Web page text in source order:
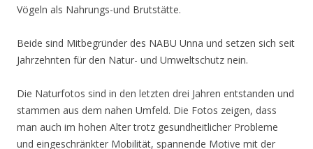
Vögeln als Nahrungs-und Brutstätte.
Beide sind Mitbegründer des NABU Unna und setzen sich seit
Jahrzehnten für den Natur- und Umweltschutz nein.
Die Naturfotos sind in den letzten drei Jahren entstanden und
stammen aus dem nahen Umfeld. Die Fotos zeigen, dass
man auch im hohen Alter trotz gesundheitlicher Probleme
und eingeschränkter Mobilität, spannende Motive mit der